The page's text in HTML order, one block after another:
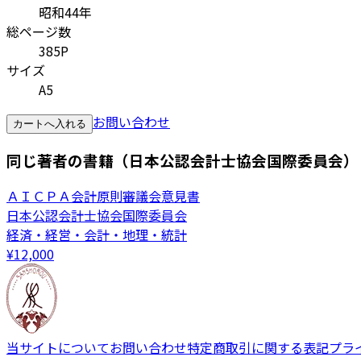
昭和44年
総ページ数
385P
サイズ
A5
カートへ入れる お問い合わせ
同じ著者の書籍（日本公認会計士協会国際委員会）
ＡＩＣＰＡ会計原則審議会意見書
日本公認会計士協会国際委員会
経済・経営・会計・地理・統計
¥12,000
当サイトについてお問い合わせ特定商取引に関する表記プラ